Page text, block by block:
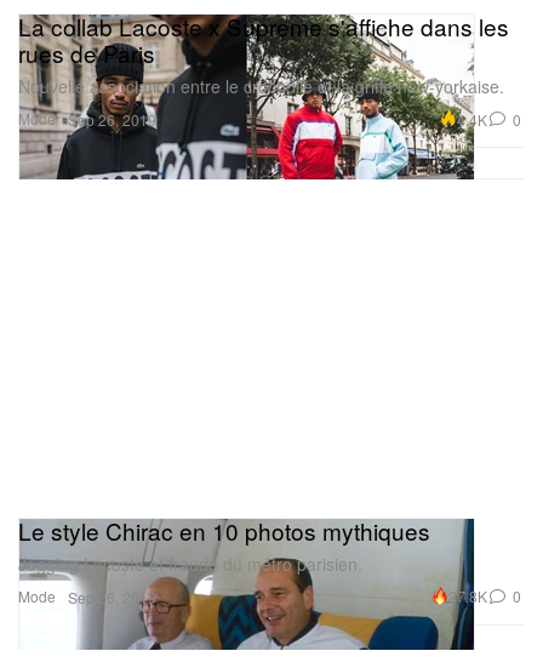
Mode
La collab Lacoste x Supreme s'affiche dans les
rues de Paris
Nouvelle association entre le crocodile et la griffe new-yorkaise.
Sep 26, 2019 4.4K 0
Mode
Le style Chirac en 10 photos mythiques
Jogging Lacoste et fraude du métro parisien.
Sep 26, 2019 27.8K 0